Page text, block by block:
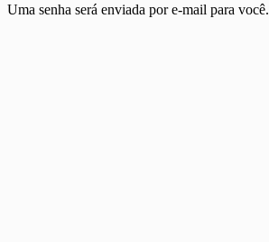
Uma senha será enviada por e-mail para você.